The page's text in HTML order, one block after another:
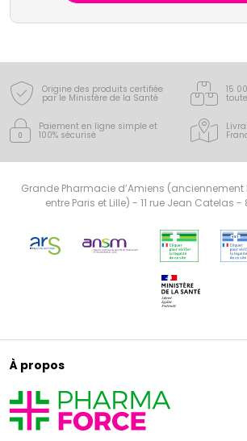
Origine des produits certifiée
par le Ministère de la Santé
15
Paiement en ligne simple et
100% sécurisé
Grande Pharmacie d’Amiens
entre Paris et Lille) - 11 rue Jean Catelas
À propos